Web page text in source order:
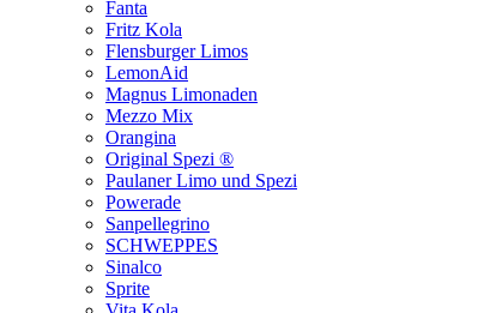
Fanta
Fritz Kola
Flensburger Limos
LemonAid
Magnus Limonaden
Mezzo Mix
Orangina
Original Spezi ®
Paulaner Limo und Spezi
Powerade
Sanpellegrino
SCHWEPPES
Sinalco
Sprite